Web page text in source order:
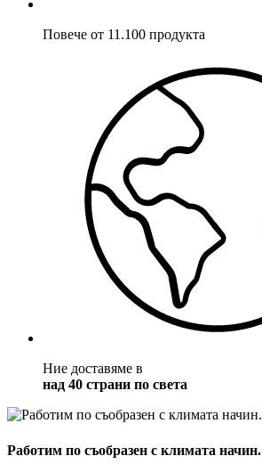
Повече от 11.100 продукта
Ние доставяме в
над 40 страни по света
Работим по съобразен с климата начин.